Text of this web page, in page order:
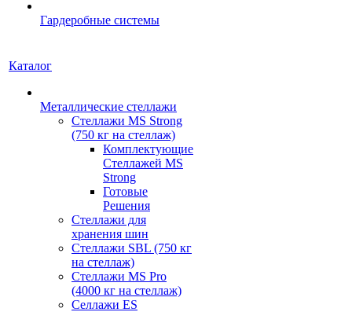
Гардеробные системы
Каталог
Металлические стеллажи
Стеллажи MS Strong
(750 кг на стеллаж)
Комплектующие
Стеллажей MS
Strong
Готовые
Решения
Стеллажи для
хранения шин
Стеллажи SBL (750 кг
на стеллаж)
Стеллажи MS Pro
(4000 кг на стеллаж)
Селлажи ES